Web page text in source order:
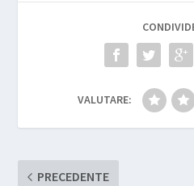
VALUTARE:
PRECEDENTE